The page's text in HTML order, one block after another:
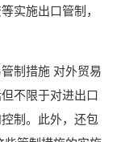
实施出口管制，
制措施 对外贸易
不限于对进出口
制。此外，还包